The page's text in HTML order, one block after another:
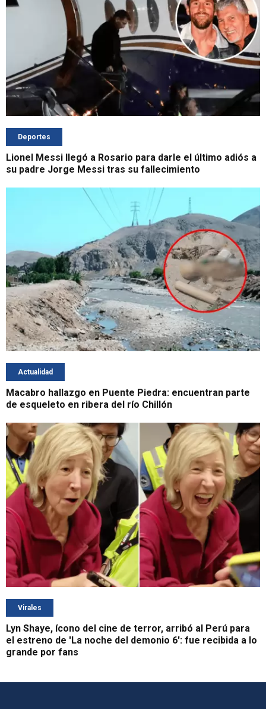
Deportes
Lionel Messi llegó a Rosario para darle el último adiós a
su padre Jorge Messi tras su fallecimiento
Actualidad
Macabro hallazgo en Puente Piedra: encuentran parte
de esqueleto en ribera del río Chillón
Virales
Lyn Shaye, ícono del cine de terror, arribó al Perú para
el estreno de 'La noche del demonio 6': fue recibida a lo
grande por fans